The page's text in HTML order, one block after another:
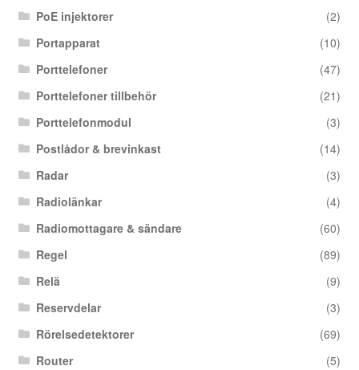
PoE injektorer
(2)
Portapparat
(10)
Porttelefoner
(47)
Porttelefoner tillbehör
(21)
Porttelefonmodul
(3)
Postlådor & brevinkast
(14)
Radar
(3)
Radiolänkar
(4)
Radiomottagare & sändare
(60)
Regel
(89)
Relä
(9)
Reservdelar
(3)
Rörelsedetektorer
(69)
Router
(5)